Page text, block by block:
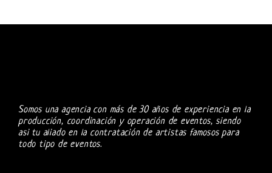
Somos una agencia con más de 30 años de experiencia en la
producción, coordinación y operación de eventos, siendo
asi tu aliado en la contratación de artistas famosos para
todo tipo de eventos.